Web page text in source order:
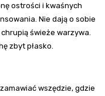
ostrości i kwaśnych
Nie dają o sobie
świeże warzywa.
zbyt płasko.
wszędzie, gdzie